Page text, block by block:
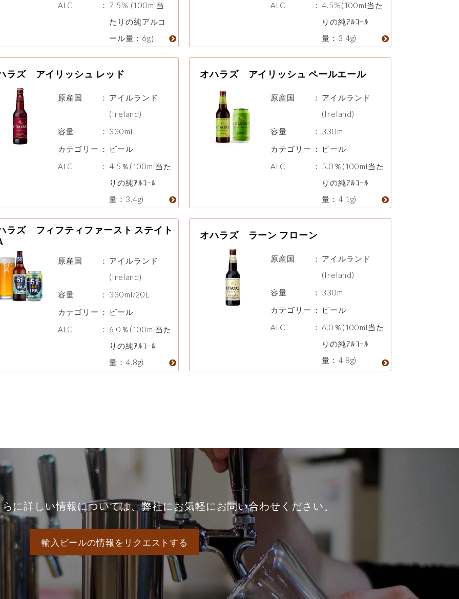
ALC
： 7.5% (100ml当
たりの純アルコ
ール量：6g）
ALC
： 4.5%(100ml当た
りの純ｱﾙｺｰﾙ
量：3.4g)
ラズ アイリッシュ レッド
原産国 ： アイルランド
(Ireland)
容量
： 330ml
カテゴリー ：
ビール
ALC
： 4.5％(100ml当た
りの純ｱﾙｺｰﾙ
量：3.4g)
オハラズ アイリッシュ ペールエール
原産国 ： アイルランド
(Ireland)
容量
： 330ml
カテゴリー ：
ビール
ALC
： 5.0％(100ml当た
りの純ｱﾙｺｰﾙ
量：4.1g)
ラズ フィフティファースト ステイト
原産国 ： アイルランド
(Ireland)
容量
： 330ml/20L
カテゴリー ：
ビール
ALC
： 6.0％(100ml当た
りの純ｱﾙｺｰﾙ
量：4.8g)
オハラズ ラーン フローン
原産国 ： アイルランド
(Ireland)
容量
： 330ml
カテゴリー ：
ビール
ALC
： 6.0％(100ml当た
りの純ｱﾙｺｰﾙ
量：4.8g)
に詳しい情報については、弊社にお気軽にお問い合わせください。
輸入ビールの情報をリクエストする